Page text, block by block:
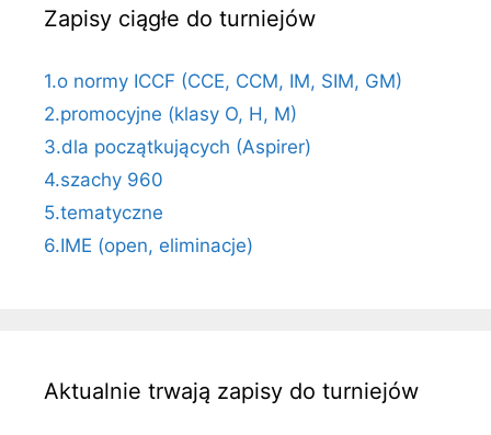
Zapisy ciągłe do turniejów
1.o normy ICCF (CCE, CCM, IM, SIM, GM)
2.promocyjne (klasy O, H, M)
3.dla początkujących (Aspirer)
4.szachy 960
5.tematyczne
6.IME (open, eliminacje)
Aktualnie trwają zapisy do turniejów